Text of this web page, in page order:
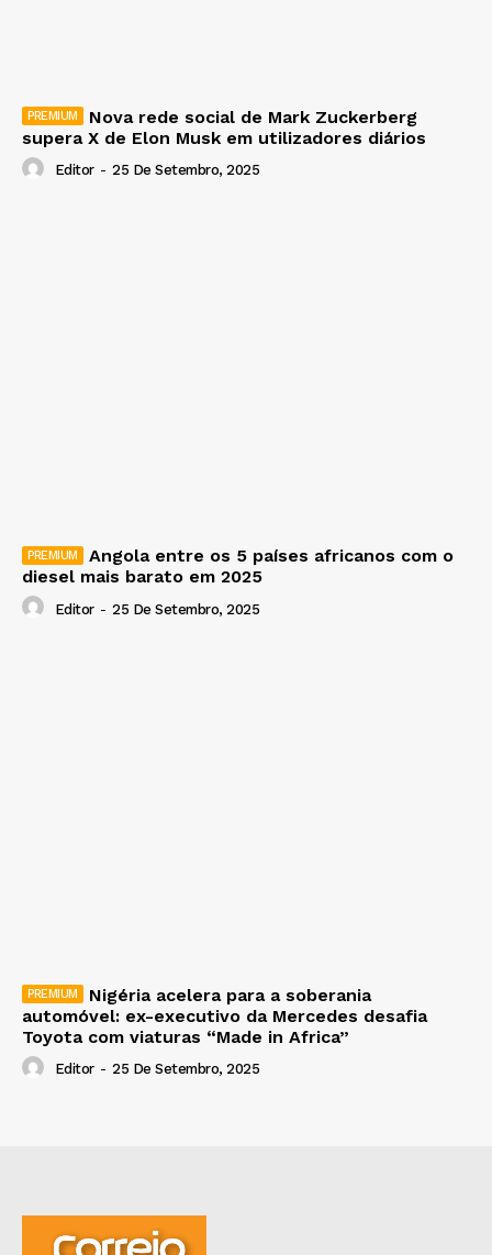
Nova rede social de Mark Zuckerberg
supera X de Elon Musk em utilizadores diários
Editor - 25 De Setembro, 2025
Angola entre os 5 países africanos com o
diesel mais barato em 2025
Editor - 25 De Setembro, 2025
Nigéria acelera para a soberania
automóvel: ex-executivo da Mercedes desafia
Toyota com viaturas “Made in Africa”
Editor - 25 De Setembro, 2025